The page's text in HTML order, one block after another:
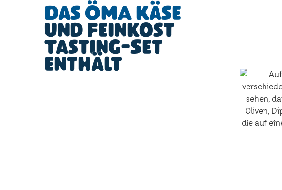
Das ÖMA Käse
und Feinkost
Tasting-Set
enthält